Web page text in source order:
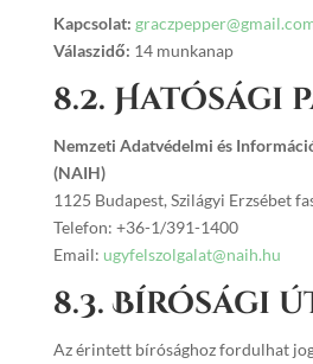
Kapcsolat:
Válaszidő: 14 munkanap
8.2. Hatósági
Nemzeti Adatvédelmi és
(NAIH)
1125 Budapest, Szilágyi Erzsébet
Telefon: +36-1/391-1400
Email: ugyfelszolgalat@naih.hu
8.3. Bírósági
Az érintett bírósághoz fordulhat